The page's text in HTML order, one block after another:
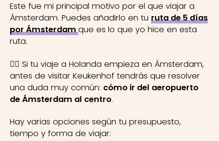
Este fue mi principal motivo por el que viajar a
Ámsterdam. Puedes añadirlo en tu ruta de 5 días
por Ámsterdamque es lo que yo hice en esta
ruta.
👉🏼 Si tu viaje a Holanda empieza en Ámsterdam,
antes de visitar Keukenhof tendrás que resolver
una duda muy común: cómo ir del aeropuerto
de Ámsterdam al centro.
Hay varias opciones según tu presupuesto,
tiempo y forma de viajar: